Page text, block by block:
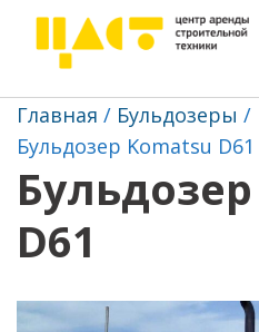
Главная
Бульдозеры
Бульдозер Komatsu D61
D61